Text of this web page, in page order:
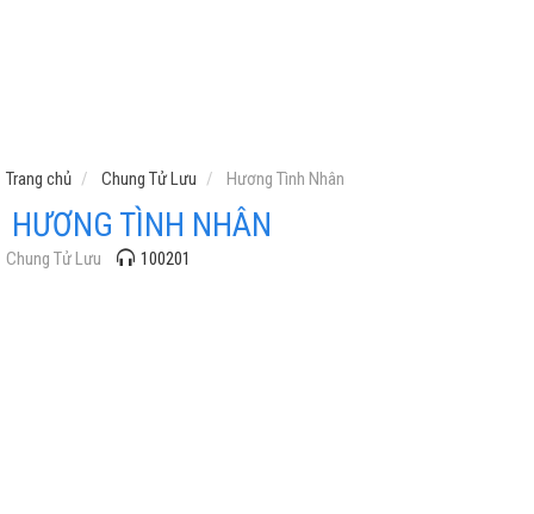
Trang chủ Chung Tử Lưu Hương Tình Nhân
HƯƠNG TÌNH NHÂN
Chung Tử Lưu 100201